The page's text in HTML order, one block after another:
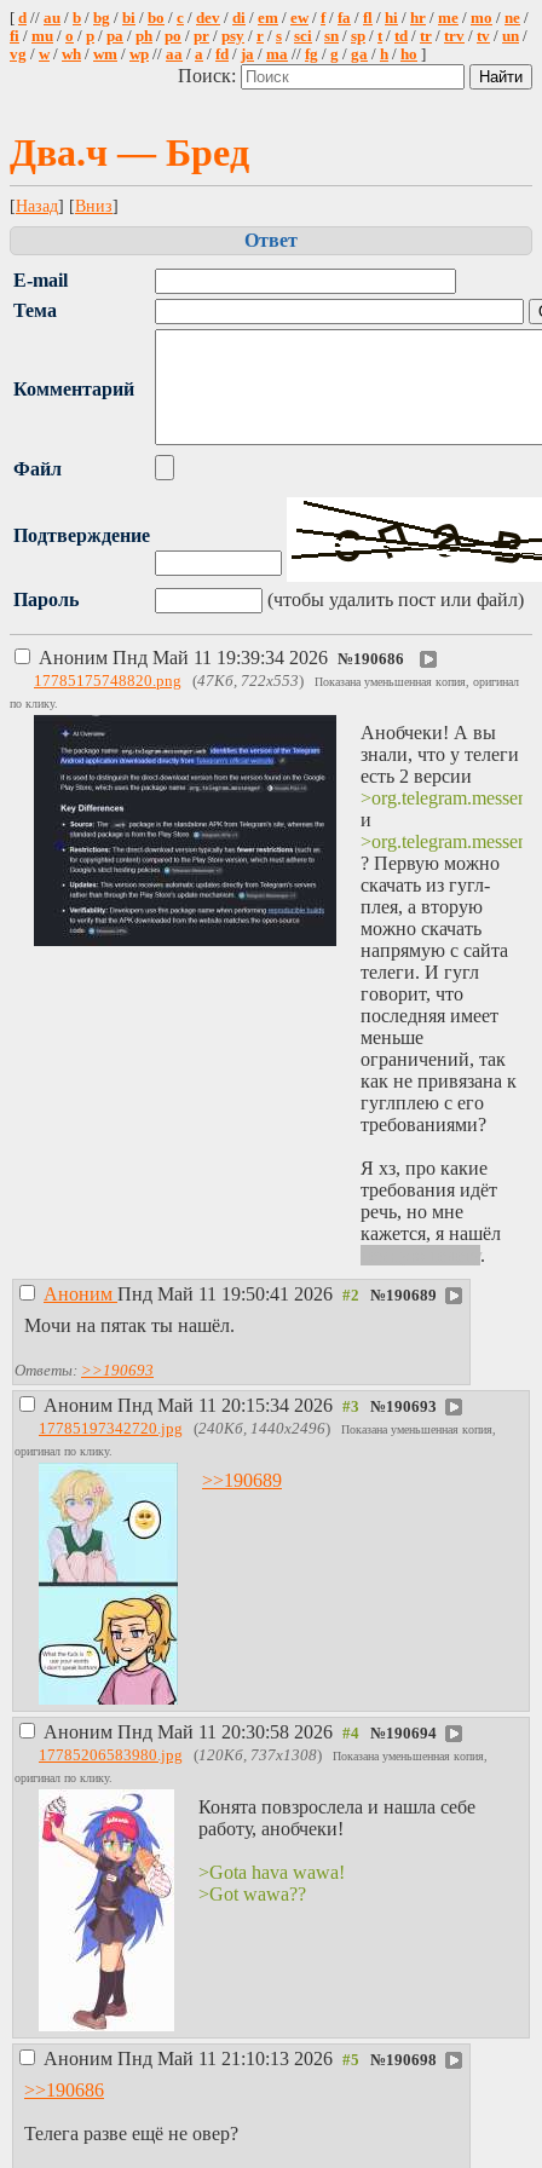
[ d // au / b / bg / bi / bo / c / dev / di / em / ew/ f/ fa / fl / hi / hr / me / mo / ne /
fi / mu / o / p / pa / ph / po / pr / psy / r / s / sci / sn / sp / t/ td / tr / trv / tv / un /
vg / w/ wh / wm / wp // aa / a / fd / ja / ma // fg / g / ga / h / ho ]
Поиск:
Два.ч — Бред
[Назад] [Вниз]
Ответ
E-mail
Тема
Комментарий
Файл
Подтверждение
Пароль (чтобы удалить пост или файл)
Аноним Пнд Май 11 19:39:34 2026 №190686
17785175748820.png (47Кб, 722x553)
Показана уменьшенная копия, оригинал
по клику.
Анобчеки! А вы
знали, что у телеги
есть 2 версии
и
? Первую можно
скачать из гугл-
плея, а вторую
можно скачать
напрямую с сайта
телеги. И гугл
говорит, что
последняя имеет
меньше
ограничений, так
как не привязана к
гуглплею с его
требованиями?
Я хз, про какие
требования идёт
речь, но мне
кажется, я нашёл
.
Аноним Пнд Май 11 19:50:41 2026 №190689
Мочи на пятак ты нашёл.
Ответы: >>190693
Аноним Пнд Май 11 20:15:34 2026 №190693
17785197342720.jpg (240Кб, 1440x2496)
Показана уменьшенная копия,
оригинал по клику.
>>190689
Аноним Пнд Май 11 20:30:58 2026 №190694
17785206583980.jpg (120Кб, 737x1308)
Показана уменьшенная копия,
оригинал по клику.
Конята повзрослела и нашла себе
работу, анобчеки!
>Gota hava wawa!
>Got wawa??
Аноним Пнд Май 11 21:10:13 2026 №190698
>>190686
Телега разве ещё не овер?